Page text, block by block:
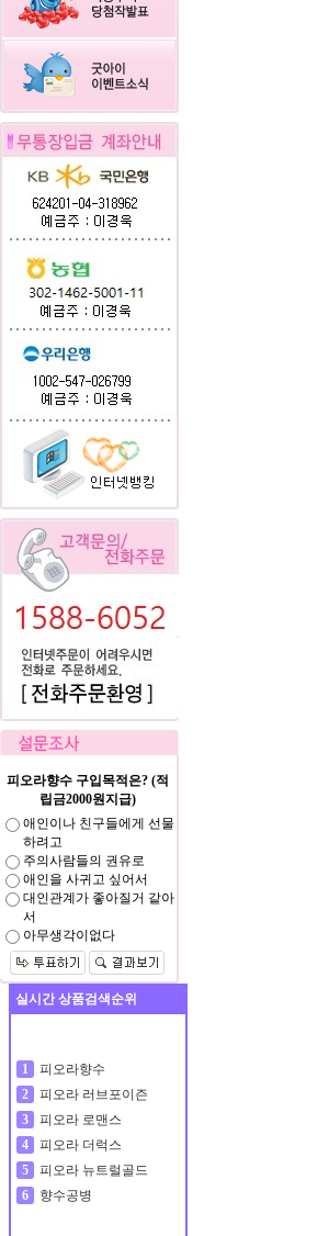
피오라향수 구입목적은? (적
립금2000원지급)
애인이나 친구들에게 선물
하려고
주의사람들의 권유로
애인을 사귀고 싶어서
대인관계가 좋아질거 같아
서
아무생각이없다
실시간 상품검색순위
1
피오라향수
2
피오라 러브포이즌
3
피오라 로맨스
4
피오라 더럭스
5
피오라 뉴트럴골드
6
향수공병